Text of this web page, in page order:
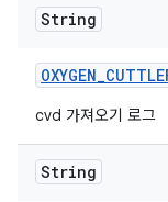
String
OXYGEN_
cvd 가져오기 로그
String